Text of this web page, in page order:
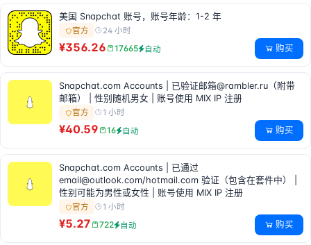
美国 Snapchat 账号，账号年龄：1-2 年
官方 24 小时
¥356.26 17665 自动 购买
Snapchat.com Accounts | 已验证邮箱@rambler.ru（附带
邮箱） | 性别随机男女 | 账号使用 MIX IP 注册
官方 1 小时
¥40.59 16 自动 购买
Snapchat.com Accounts | 已通过
email@outlook.com/hotmail.com 验证（包含在套件中） |
性别可能为男性或女性 | 账号使用 MIX IP 注册
官方 1 小时
¥5.27 722 自动 购买